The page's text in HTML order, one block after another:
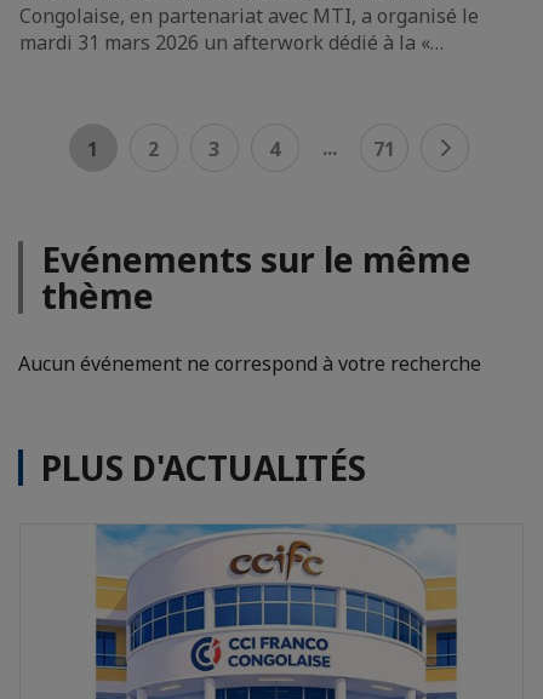
Congolaise, en partenariat avec MTI, a organisé le
mardi 31 mars 2026 un afterwork dédié à la «…
1 2 3 4 ... 71
Evénements sur le même
thème
Aucun événement ne correspond à votre recherche
PLUS D'ACTUALITÉS